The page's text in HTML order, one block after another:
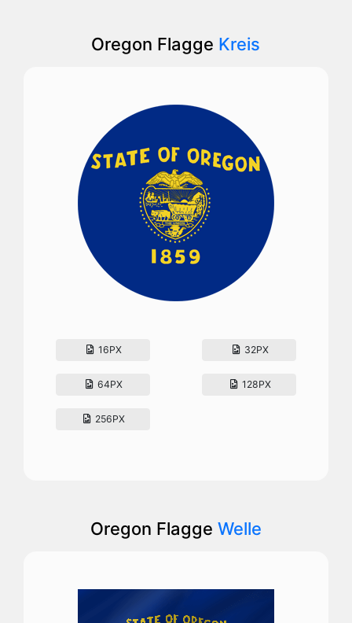
Oregon Flagge Kreis
16PX 32PX
64PX 128PX
256PX
Oregon Flagge Welle